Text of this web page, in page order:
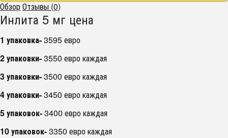
ОбзорОтзывы (0)
Инлита 5 мг цена
1 упаковка-3595 евро
2 упаковки-3550 евро каждая
3 упаковки-3500 евро каждая
4 упаковки-3450 евро каждая
5 упаковок-3400 евро каждая
10 упаковок-3350 евро каждая